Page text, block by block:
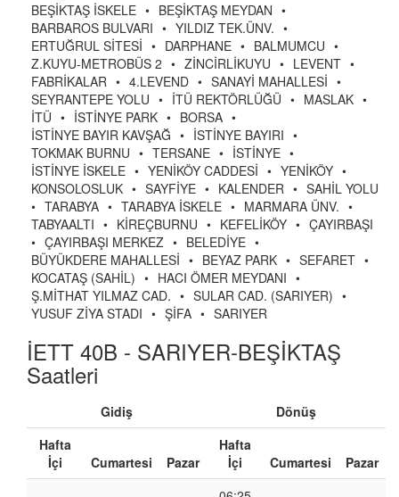
BEŞİKTAŞ İSKELE • BEŞİKTAŞ MEYDAN •
BARBAROS BULVARI • YILDIZ TEK.ÜNV. •
ERTUĞRUL SİTESİ • DARPHANE • BALMUMCU •
Z.KUYU-METROBÜS 2 • ZİNCİRLİKUYU • LEVENT •
FABRİKALAR • 4.LEVEND • SANAYİ MAHALLESİ •
SEYRANTEPE YOLU • İTÜ REKTÖRLÜĞÜ • MASLAK •
İTÜ • İSTİNYE PARK • BORSA •
İSTİNYE BAYIR KAVŞAĞ • İSTİNYE BAYIRI •
TOKMAK BURNU • TERSANE • İSTİNYE •
İSTİNYE İSKELE • YENİKÖY CADDESİ • YENİKÖY •
KONSOLOSLUK • SAYFİYE • KALENDER • SAHİL YOLU
• TARABYA • TARABYA İSKELE • MARMARA ÜNV. •
TABYAALTI • KİREÇBURNU • KEFELİKÖY • ÇAYIRBAŞI
• ÇAYIRBAŞI MERKEZ • BELEDİYE •
BÜYÜKDERE MAHALLESİ • BEYAZ PARK • SEFARET •
KOCATAŞ (SAHİL) • HACI ÖMER MEYDANI •
Ş.MİTHAT YILMAZ CAD. • SULAR CAD. (SARIYER) •
YUSUF ZİYA STADI • ŞİFA • SARIYER
İETT 40B - SARIYER-BEŞİKTAŞ
Saatleri
Gidiş
Dönüş
Hafta
İçi
Cumartesi Pazar
Hafta
İçi
Cumartesi
Pazar